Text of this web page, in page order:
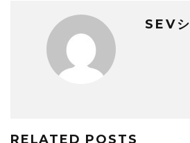
SEV
RELATED POSTS